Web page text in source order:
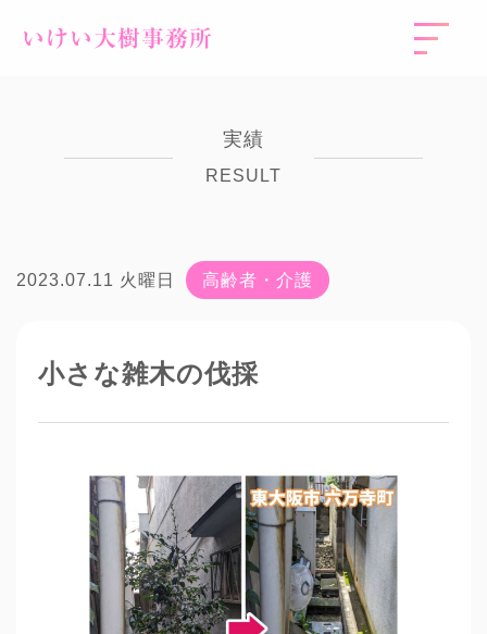
いけい大樹事務所
実績
RESULT
2023.07.11 火曜日 高齢者・介護
小さな雑木の伐採